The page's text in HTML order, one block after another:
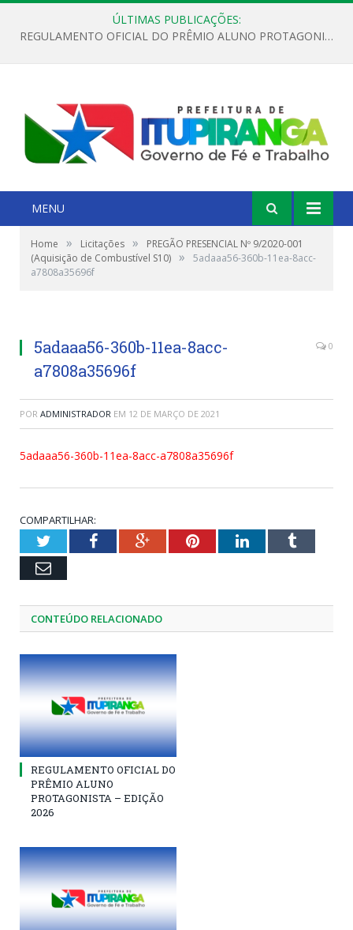
ÚLTIMAS PUBLICAÇÕES:
REGULAMENTO OFICIAL DO PRÊMIO ALUNO PROTAGONISTA – EDIÇÃO 2026
MENU
Home » Licitações »
PREGÃO PRESENCIAL Nº 9/2020-001
(Aquisição de Combustível S10) »
5adaaa56-360b-11ea-8acc-
a7808a35696f
5adaaa56-360b-11ea-8acc-
a7808a35696f
0
POR ADMINISTRADOR EM 12 DE MARÇO DE 2021
5adaaa56-360b-11ea-8acc-a7808a35696f
COMPARTILHAR:
TwitterFacebookGoogle+PinterestLinkedInTumblr
Email
CONTEÚDO RELACIONADO
REGULAMENTO OFICIAL DO
PRÊMIO ALUNO
PROTAGONISTA – EDIÇÃO
2026